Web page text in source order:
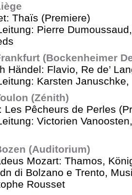
Thaïs (Premiere)
Pierre
(Bockenheimer
Händel: Flavio, Re de’
Karsten
(Zénith)
Les Pêcheurs de Perles
Victorien
(Auditorium)
Mozart: Thamos,
di Bolzano e Trento,
Rousset